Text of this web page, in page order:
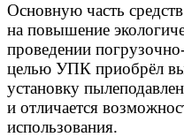
Основную часть
на повышение
проведении
целью УПК приобрёл
установку
и отличается
использования.